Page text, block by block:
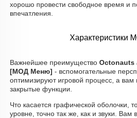
хорошо провести свободное время и
впечатления.
Характеристики
Важнейшее преимущество Octonauts
[МОД Меню] - вспомогательные
оптимизируют игровой процесс, а вам
закрытые функции.
Что касается графической оболочки,
уровне, точно так же, как и звуки. Вам